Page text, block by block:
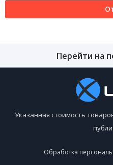
Перейти на
Указанная стоимость
Обработка